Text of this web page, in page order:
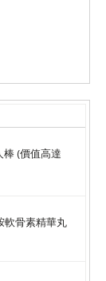
(價值高達
軟骨素精華丸